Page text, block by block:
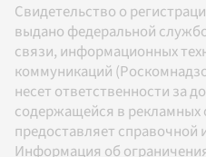
Свидетельство о
выдано федеральной
связи, информационных
коммуникаций
несет ответственности за
содержащейся в рекламных
предоставляет
Информация об